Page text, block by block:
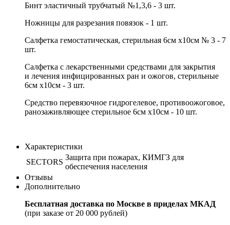
Бинт эластичный трубчатый №1,3,6 - 3 шт.
Ножницы для разрезания повязок - 1 шт.
Салфетка гемостатическая, стерильная 6см х10см № 3 - 7
шт.
Салфетка с лекарственными средствами для закрытия
и лечения инфицированных ран и ожогов, стерильные
6см х10см - 3 шт.
Средство перевязочное гидрогелевое, противоожоговое,
ранозаживляющее стерильное 6см х10см - 10 шт.
Характеристики
SECTORS
Защита при пожарах, КИМГЗ для
обеспечения населения
Отзывы
Дополнительно
Бесплатная доставка по Москве в приделах МКАД
(при заказе от 20 000 рублей)